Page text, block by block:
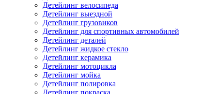
Детейлинг велосипеда
Детейлинг выездной
Детейлинг грузовиков
Детейлинг для спортивных автомобилей
Детейлинг деталей
Детейлинг жидкое стекло
Детейлинг керамика
Детейлинг мотоцикла
Детейлинг мойка
Детейлинг полировка
Детейлинг покраска